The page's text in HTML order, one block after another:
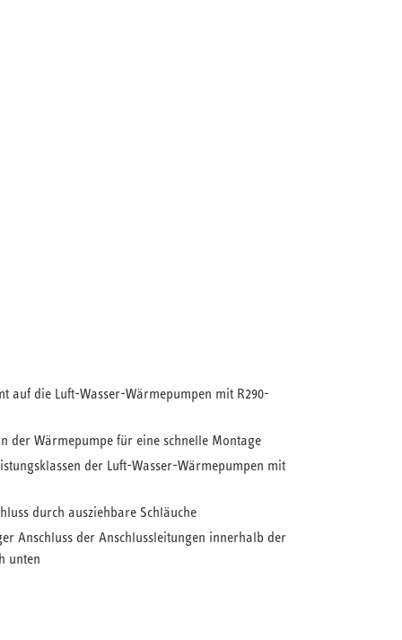
auf die Luft-Wasser-Wärmepumpen mit R290-
der Wärmepumpe für eine schnelle Montage
der Luft-Wasser-Wärmepumpen mit
durch ausziehbare Schläuche
Anschluss der Anschlussleitungen innerhalb der
unten